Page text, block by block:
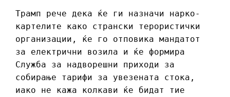
Трамп рече дека ќе ги назначи нарко-
картелите како странски терористички
организации, ќе го отповика мандатот
за електрични возила и ќе формира
Служба за надворешни приходи за
собирање тарифи за увезената стока,
иако не кажа колкави ќе бидат тие